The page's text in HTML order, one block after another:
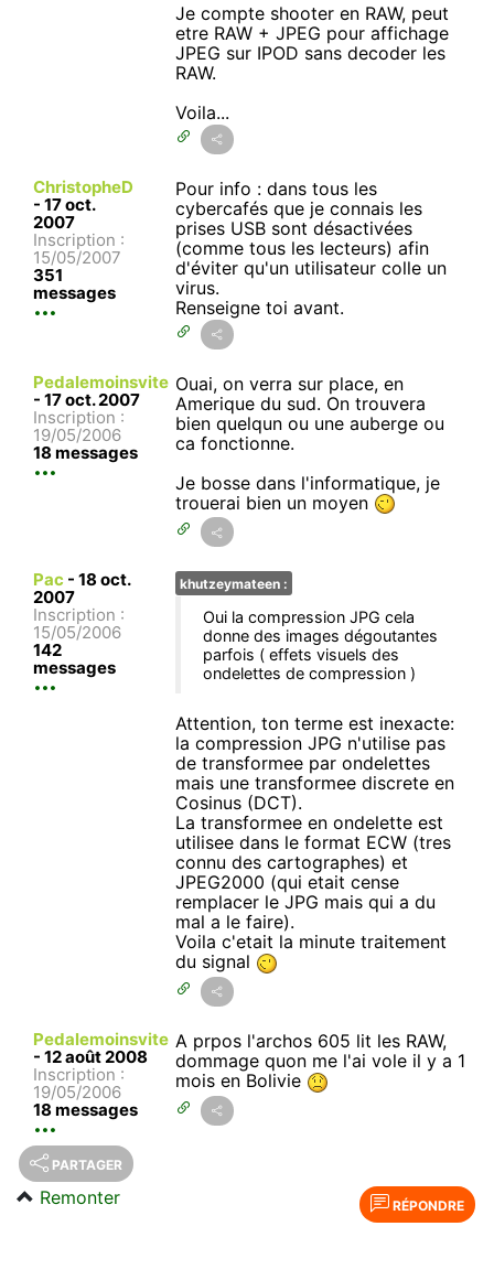
Je compte shooter en RAW, peut
etre RAW + JPEG pour affichage
JPEG sur IPOD sans decoder les
RAW.
Voila...
ChristopheD
- 17 oct.
2007
Inscription :
15/05/2007
351
messages
Pour info : dans tous les
cybercafés que je connais les
prises USB sont désactivées
(comme tous les lecteurs) afin
d'éviter qu'un utilisateur colle un
virus.
Renseigne toi avant.
Pedalemoinsvite
- 17 oct. 2007
Inscription :
19/05/2006
18 messages
Ouai, on verra sur place, en
Amerique du sud. On trouvera
bien quelqun ou une auberge ou
ca fonctionne.
Je bosse dans l'informatique, je
trouerai bien un moyen
Pac - 18 oct.
2007
Inscription :
15/05/2006
142
messages
khutzeymateen :
Oui la compression JPG cela
donne des images dégoutantes
parfois ( effets visuels des
ondelettes de compression )
Attention, ton terme est inexacte:
la compression JPG n'utilise pas
de transformee par ondelettes
mais une transformee discrete en
Cosinus (DCT).
La transformee en ondelette est
utilisee dans le format ECW (tres
connu des cartographes) et
JPEG2000 (qui etait cense
remplacer le JPG mais qui a du
mal a le faire).
Voila c'etait la minute traitement
du signal
Pedalemoinsvite
- 12 août 2008
Inscription :
19/05/2006
18 messages
A prpos l'archos 605 lit les RAW,
dommage quon me l'ai vole il y a 1
mois en Bolivie
PARTAGER
RÉPONDRE
Remonter